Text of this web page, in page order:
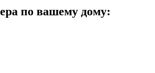
по вашему дому: